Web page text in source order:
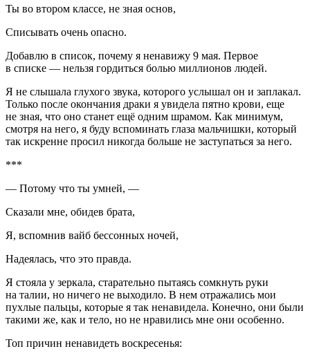
Ты во втором классе, не зная основ,
Списывать очень опасно.
Добавлю в список, почему я ненавижу 9 мая. Первое
в списке — нельзя гордиться болью миллионов людей.
Я не слышала глухого звука, которого услышал он и заплакал.
Только после окончания драки я увидела пятно крови, еще
не зная, что оно станет ещё одним шрамом. Как минимум,
смотря на него, я буду вспоминать глаза мальчишки, который
так искренне просил никогда больше не заступаться за него.
***
— Потому что ты умней, —
Сказали мне, обидев брата,
Я, вспомнив вайб бессонных ночей,
Надеялась, что это правда.
Я стояла у зеркала, старательно пытаясь сомкнуть руки
на талии, но ничего не выходило. В нем отражались мои
пухлые пальцы, которые я так ненавидела. Конечно, они были
такими же, как и тело, но не нравились мне они особенно.
Топ причин ненавидеть воскресенья: